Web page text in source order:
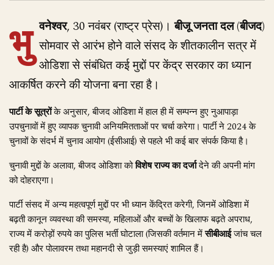
भु वनेश्वर, 30 नवंबर (राष्ट्र प्रेस)।बीजू जनता दल (बीजद)
सोमवार से आरंभ होने वाले संसद के शीतकालीन सत्र में
ओडिशा से संबंधित कई मुद्दों पर केंद्र सरकार का ध्यान
आकर्षित करने की योजना बना रहा है।
पार्टी के सूत्रोंके अनुसार, बीजद ओडिशा में हाल ही में सम्पन्न हुए नुआपाड़ा
उपचुनावों में हुए व्यापक चुनावी अनियमितताओं पर चर्चा करेगा। पार्टी ने 2024 के
चुनावों के संदर्भ में चुनाव आयोग (ईसीआई) से पहले भी कई बार संपर्क किया है।
चुनावी मुद्दों के अलावा, बीजद ओडिशा कोविशेष राज्य का दर्जादेने की अपनी मांग
को दोहराएगा।
पार्टी संसद में अन्य महत्वपूर्ण मुद्दों पर भी ध्यान केंद्रित करेगी, जिनमें ओडिशा में
बढ़ती कानून व्यवस्था की समस्या, महिलाओं और बच्चों के खिलाफ बढ़ते अपराध,
राज्य में करोड़ों रुपये का पुलिस भर्ती घोटाला (जिसकी वर्तमान मेंसीबीआईजांच चल
रही है) और पोलावरम तथा महानदी से जुड़ी समस्याएं शामिल हैं।